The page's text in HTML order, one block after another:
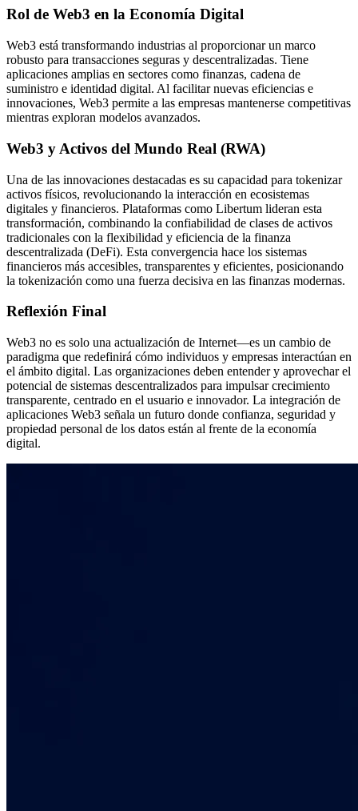
Rol de Web3 en la Economía Digital
Web3 está transformando industrias al proporcionar un marco
robusto para transacciones seguras y descentralizadas. Tiene
aplicaciones amplias en sectores como finanzas, cadena de
suministro e identidad digital. Al facilitar nuevas eficiencias e
innovaciones, Web3 permite a las empresas mantenerse competitivas
mientras exploran modelos avanzados.
Web3 y Activos del Mundo Real (RWA)
Una de las innovaciones destacadas es su capacidad para tokenizar
activos físicos, revolucionando la interacción en ecosistemas
digitales y financieros. Plataformas como Libertum lideran esta
transformación, combinando la confiabilidad de clases de activos
tradicionales con la flexibilidad y eficiencia de la finanza
descentralizada (DeFi). Esta convergencia hace los sistemas
financieros más accesibles, transparentes y eficientes, posicionando
la tokenización como una fuerza decisiva en las finanzas modernas.
Reflexión Final
Web3 no es solo una actualización de Internet—es un cambio de
paradigma que redefinirá cómo individuos y empresas interactúan en
el ámbito digital. Las organizaciones deben entender y aprovechar el
potencial de sistemas descentralizados para impulsar crecimiento
transparente, centrado en el usuario e innovador. La integración de
aplicaciones Web3 señala un futuro donde confianza, seguridad y
propiedad personal de los datos están al frente de la economía
digital.